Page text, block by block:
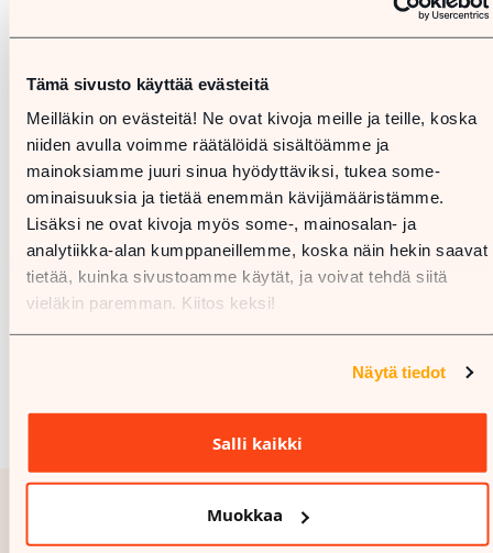
Tämä sivusto käyttää evästeitä
Meilläkin on evästeitä! Ne ovat kivoja meille ja teille, koska
niiden avulla voimme räätälöidä sisältöämme ja
mainoksiamme juuri sinua hyödyttäviksi, tukea some-
ominaisuuksia ja tietää enemmän kävijämääristämme.
Lisäksi ne ovat kivoja myös some-, mainosalan- ja
analytiikka-alan kumppaneillemme, koska näin hekin saavat
tietää, kuinka sivustoamme käytät, ja voivat tehdä siitä
vieläkin paremman. Kiitos keksi!
Näytä tiedot
Salli kaikki
Muokkaa